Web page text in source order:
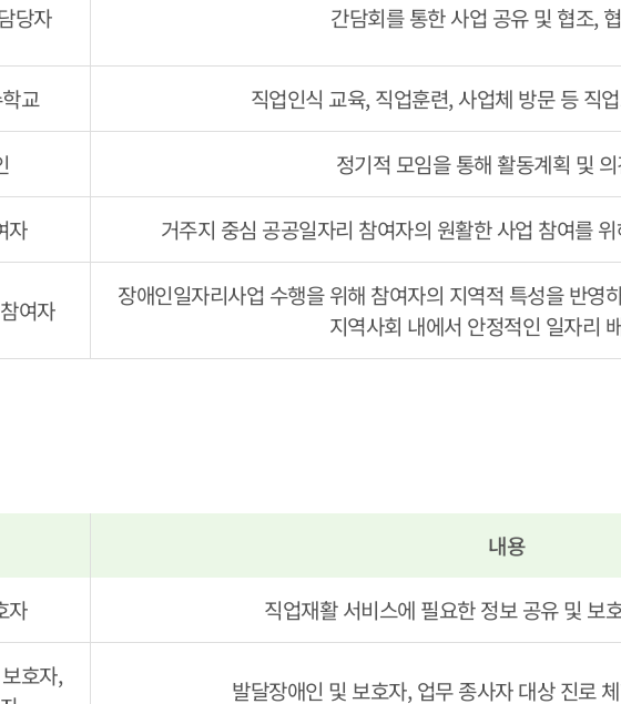
당자 간담회를 통한 사업 공유 및 협조,
교 직업인식 교육, 직업훈련, 사업체 방문 등 직
정기적 모임을 통해 활동계획 및
자 거주지 중심 공공일자리 참여자의 원활한 사업 참여를
여자
장애인일자리사업 수행을 위해 참여자의 지역적 특성을 반영
지역사회 내에서 안정적인 일자리
내용
자 직업재활 서비스에 필요한 정보 공유 및 보
호자,
발달장애인 및 보호자, 업무 종사자 대상 진로